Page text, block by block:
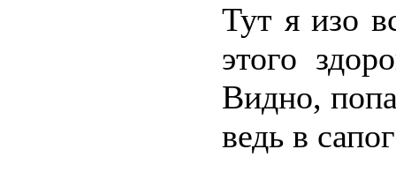
Тут я изо
этого
Видно,
ведь в